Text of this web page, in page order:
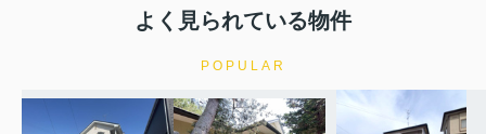
よく見られている物件
POPULAR